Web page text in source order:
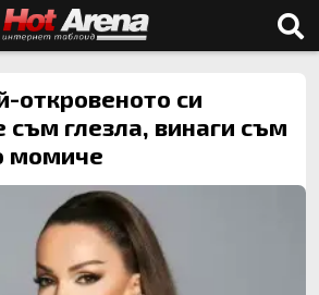
откровеното си
глезла, винаги съм
момиче